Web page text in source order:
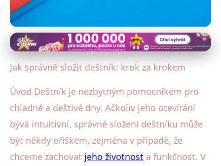
Deštníky a péče
Složení Deštníku Bez Poškození:
24. 8. 2025· 4 min čtení · Autor: Klára Veselá
Jak správně složit deštník: krok za krokem
Úvod Deštník je nezbytným pomocníkem pro
chladné a deštivé dny. Ačkoliv jeho otevírání
bývá intuitivní, správné složení deštníku může
být někdy oříškem, zejména v případě, že
chceme zachovat jeho životnost a funkčnost. V